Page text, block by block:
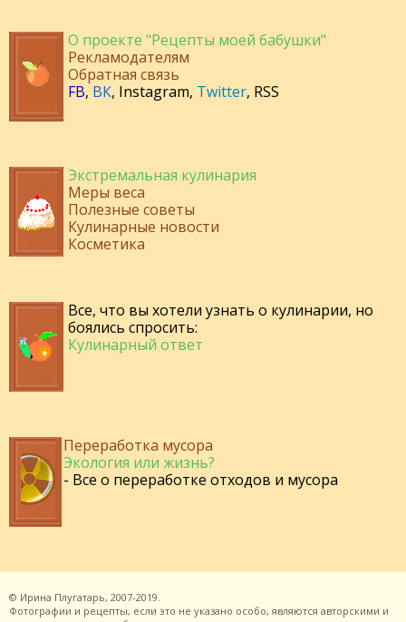
О проекте "Рецепты моей бабушки"
Рекламодателям
Обратная связь
FB, ВК, Instagram, Twitter, RSS
Экстремальная кулинария
Меры веса
Полезные советы
Кулинарные новости
Косметика
Все, что вы хотели узнать о кулинарии, но
боялись спросить:
Кулинарный ответ
Переработка мусора
Экология или жизнь?
- Все о переработке отходов и мусора
© Ирина Плугатарь, 2007-2019.
Фотографии и рецепты, если это не указано особо, являются авторскими и